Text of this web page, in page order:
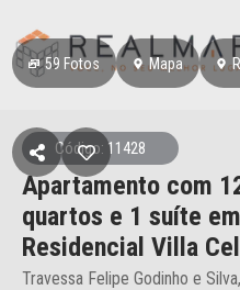
59 Fotos Mapa
Código: 11428
Apartamento com
quartos e 1 suíte
Residencial Villa
Travessa Felipe Godinho e